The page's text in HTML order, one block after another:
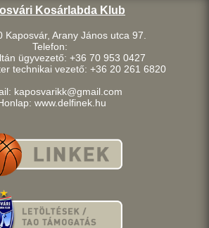
Kosárlabda Klub
Kaposvár, Arany János utca 97.
Telefon:
ügyvezető: +36 70 953 0427
technikai vezető: +36 20 261 6820
kaposvarikk@gmail.com
www.delfinek.hu